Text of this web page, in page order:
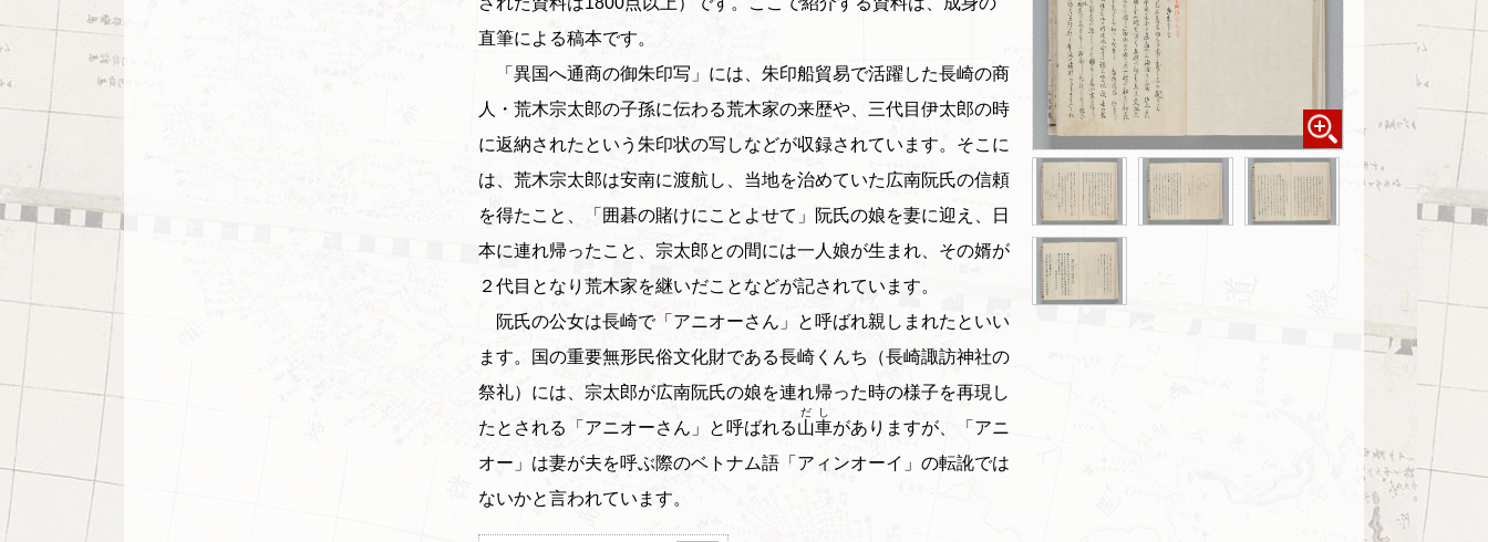
直筆による稿本です。
「異国へ通商の御朱印写」には、朱印船貿易で活躍した長崎の商
人・荒木宗太郎の子孫に伝わる荒木家の来歴や、三代目伊太郎の時
に返納されたという朱印状の写しなどが収録されています。そこに
は、荒木宗太郎は安南に渡航し、当地を治めていた広南阮氏の信頼
を得たこと、「囲碁の賭けにことよせて」阮氏の娘を妻に迎え、日
本に連れ帰ったこと、宗太郎との間には一人娘が生まれ、その婿が
２代目となり荒木家を継いだことなどが記されています。
阮氏の公女は長崎で「アニオーさん」と呼ばれ親しまれたといい
ます。国の重要無形民俗文化財である長崎くんち（長崎諏訪神社の
祭礼）には、宗太郎が広南阮氏の娘を連れ帰った時の様子を再現し
たとされる「アニオーさん」と呼ばれる山車
だし
がありますが、「アニ
オー」は妻が夫を呼ぶ際のベトナム語「アィンオーイ」の転訛では
ないかと言われています。